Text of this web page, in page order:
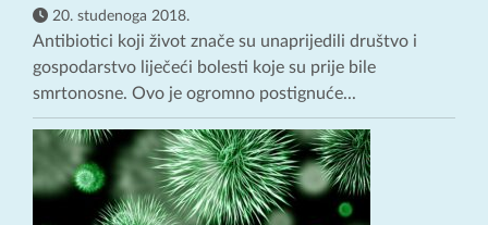
20. studenoga 2018.
Antibiotici koji život znače su unaprijedili društvo i
gospodarstvo liječeći bolesti koje su prije bile
smrtonosne. Ovo je ogromno postignuće...